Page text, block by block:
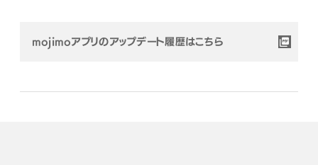
mojimoアプリのアップデート履歴はこちら